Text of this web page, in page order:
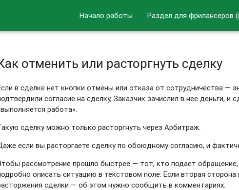
Начало работы Раздел для фрилансеров
отменить или расторгнуть сделку
в сделке нет кнопки отмены или отказа от сотрудничества —
согласие на сделку, Заказчик зачислил в нее деньги, и
работа».
сделку можно только расторгнуть через Арбитраж.
если вы расторгаете сделку по обоюдному согласию, и
рассмотрение прошло быстрее — тот, кто подает
описать ситуацию в текстовом поле. Если вторая
сделки — об этом нужно сообщить в комментариях.